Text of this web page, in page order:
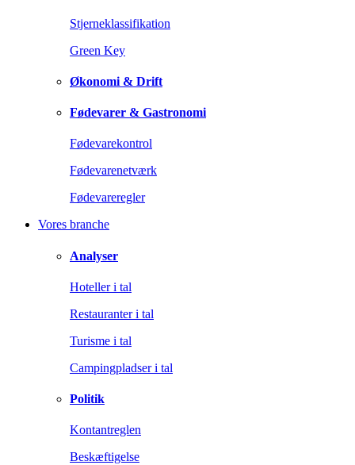
Stjerneklassifikation
Green Key
Økonomi & Drift
Fødevarer & Gastronomi
Fødevarekontrol
Fødevarenetværk
Fødevareregler
Vores branche
Analyser
Hoteller i tal
Restauranter i tal
Turisme i tal
Campingpladser i tal
Politik
Kontantreglen
Beskæftigelse